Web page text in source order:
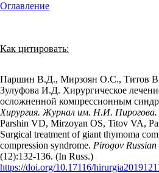
Оглавление
Как цитировать:
Паршин В.Д., Мирзоян О.С., Титов
Зулуфова И.Д. Хирургическое
осложненной компрессионным
Хирургия. Журнал им. Н.И. Пирогова.
Parshin VD, Mirzoyan OS, Titov VA,
Surgical treatment of giant thymoma
compression syndrome. Pirogov
(12):132‑136. (In Russ.)
https://doi.org/10.17116/